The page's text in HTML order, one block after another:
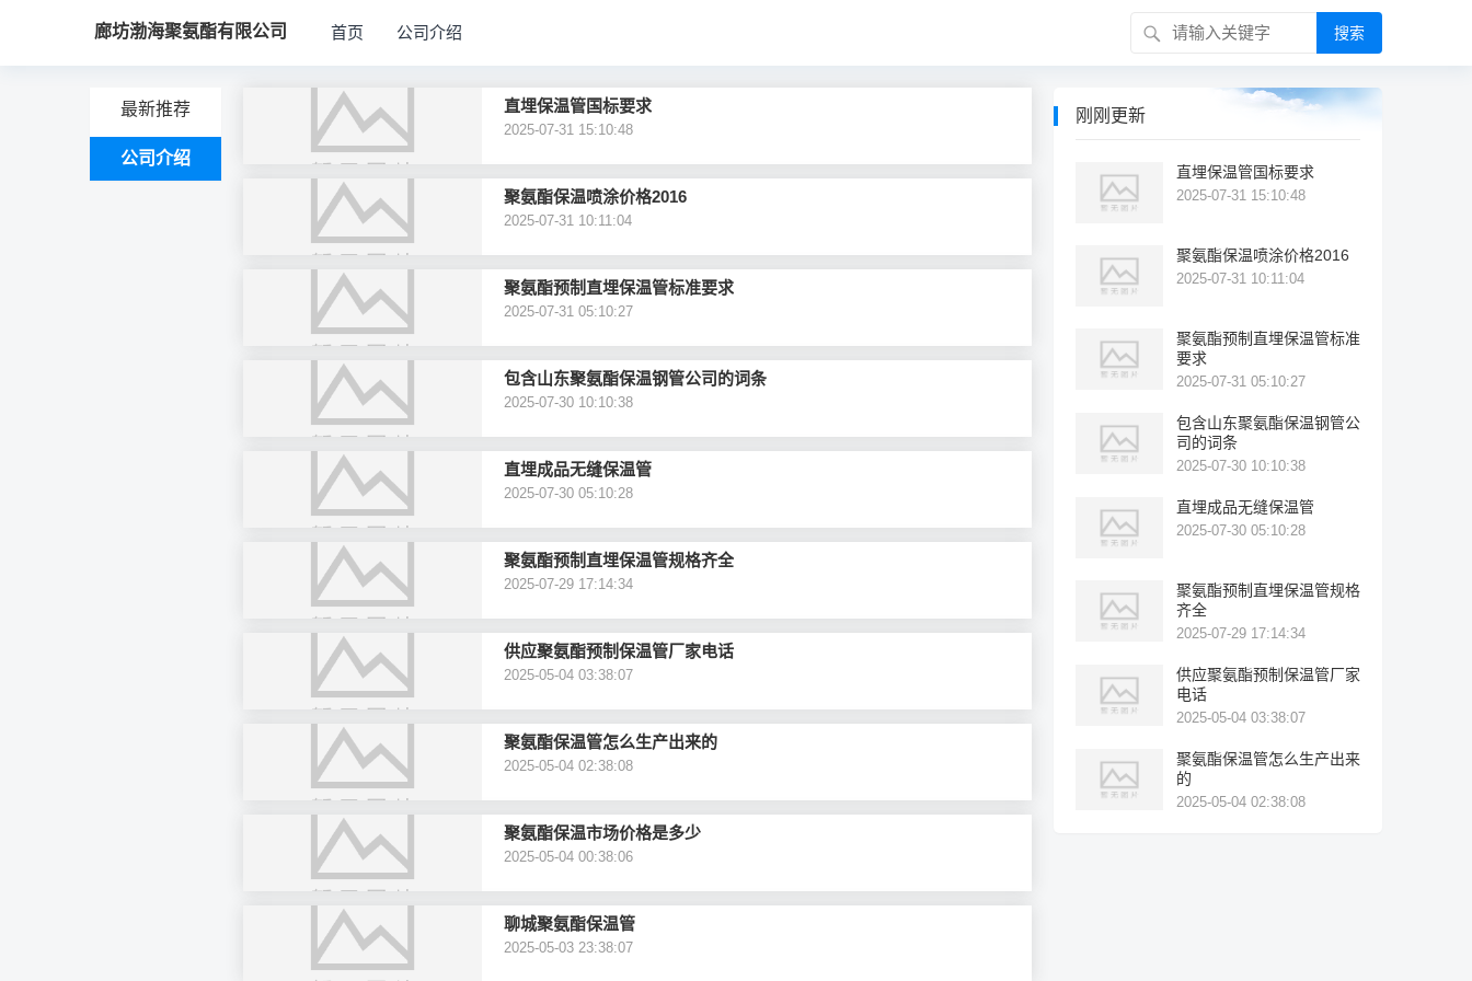
廊坊渤海聚氨酯有限公司 首页 公司介绍 搜索
最新推荐
公司介绍
直埋保温管国标要求
2025-07-31 15:10:48
聚氨酯保温喷涂价格2016
2025-07-31 10:11:04
聚氨酯预制直埋保温管标准要求
2025-07-31 05:10:27
包含山东聚氨酯保温钢管公司的词条
2025-07-30 10:10:38
直埋成品无缝保温管
2025-07-30 05:10:28
聚氨酯预制直埋保温管规格齐全
2025-07-29 17:14:34
供应聚氨酯预制保温管厂家电话
2025-05-04 03:38:07
聚氨酯保温管怎么生产出来的
2025-05-04 02:38:08
聚氨酯保温市场价格是多少
2025-05-04 00:38:06
聊城聚氨酯保温管
2025-05-03 23:38:07
刚刚更新
直埋保温管国标要求
2025-07-31 15:10:48
聚氨酯保温喷涂价格2016
2025-07-31 10:11:04
聚氨酯预制直埋保温管标准
要求
2025-07-31 05:10:27
包含山东聚氨酯保温钢管公
司的词条
2025-07-30 10:10:38
直埋成品无缝保温管
2025-07-30 05:10:28
聚氨酯预制直埋保温管规格
齐全
2025-07-29 17:14:34
供应聚氨酯预制保温管厂家
电话
2025-05-04 03:38:07
聚氨酯保温管怎么生产出来
的
2025-05-04 02:38:08